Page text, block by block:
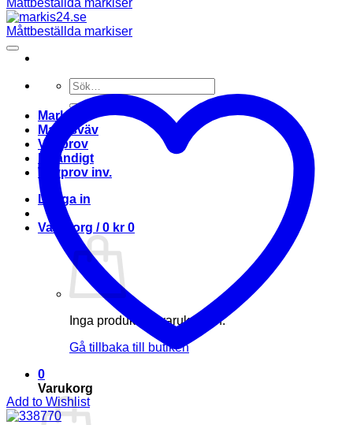
Sök
efter:
Markis
Markisväv
Vävprov
Invändigt
Vävprov inv.
Logga in
Varukorg /0 kr 0
Inga produkter i varukorgen.
Gå tillbaka till butiken
0
Varukorg
Add to Wishlist